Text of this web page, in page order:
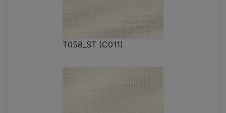
T058_ST (C011)